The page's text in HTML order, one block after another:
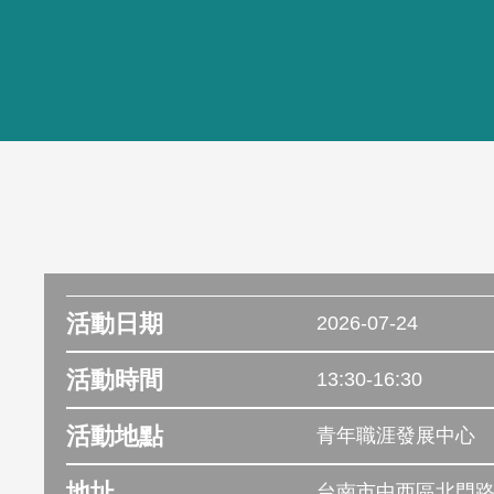
活動日期 2026-07-24
活動時間 13:30-16:30
活動地點 青年職涯發展中心